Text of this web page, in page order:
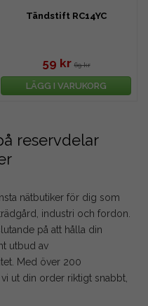
Tändstift RC14YC
59 kr 69 kr
LÄGG I VARUKORG
reservdelar
nätbutiker för dig som
industri och fordon.
på att hålla din
utbud av
Med över 200
ut din order riktigt snabbt,